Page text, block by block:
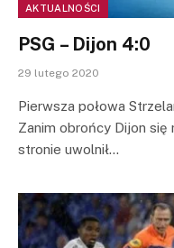
AKTUALNOŚCI
PSG – Dijon 4:0
29 lutego 2020
Pierwsza połowa
Zanim obrońcy Dijon się
stronie uwolnił…